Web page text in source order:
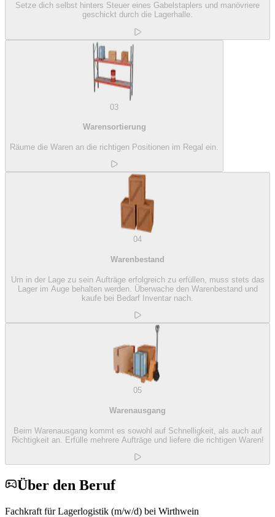
Setze dich selbst hinters Steuer eines Gabelstaplers und manövriere
geschickt durch die Lagerhalle.
03
Warensortierung
Räume die Waren an die richtigen Positionen im Regal ein.
04
Warenbestand
Um in der Lage zu sein Aufträge erfolgreich zu erfüllen, muss stets das
Lager im Auge behalten werden. Überwache den Warenbestand und
kaufe bei Bedarf Inventar nach.
05
Warenausgang
Beim Warenausgang kommt es sowohl auf Schnelligkeit, als auch auf
Richtigkeit an. Erfülle mehrere Aufträge und liefere die richtigen Waren!
Über den Beruf
Fachkraft für Lagerlogistik (m/w/d) bei Wirthwein